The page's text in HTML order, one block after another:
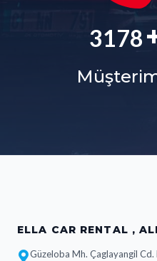
3829
ELLA CAR RENTAL ,
Güzeloba Mh. Çaglayangil